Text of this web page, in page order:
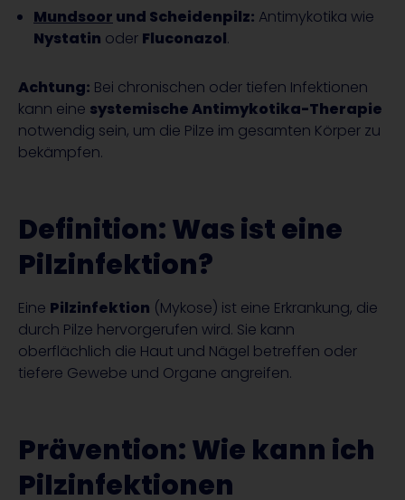
Mundsoor und Scheidenpilz: Antimykotika wie
Nystatin oder Fluconazol.
Achtung: Bei chronischen oder tiefen Infektionen
kann eine systemische Antimykotika-Therapie
notwendig sein, um die Pilze im gesamten Körper zu
bekämpfen.
Definition: Was ist eine
Pilzinfektion?
Eine Pilzinfektion (Mykose) ist eine Erkrankung, die
durch Pilze hervorgerufen wird. Sie kann
oberflächlich die Haut und Nägel betreffen oder
tiefere Gewebe und Organe angreifen.
Prävention: Wie kann ich
Pilzinfektionen